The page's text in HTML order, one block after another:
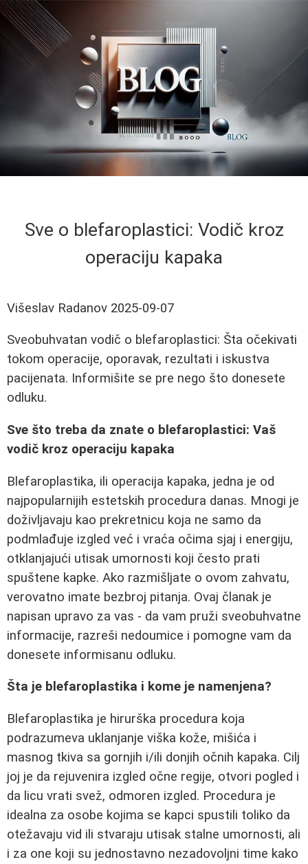
Sve o blefaroplastici: Vodič kroz
operaciju kapaka
Višeslav Radanov 2025-09-07
Sveobuhvatan vodič o blefaroplastici: Šta očekivati
tokom operacije, oporavak, rezultati i iskustva
pacijenata. Informišite se pre nego što donesete
odluku.
Sve što treba da znate o blefaroplastici: Vaš
vodič kroz operaciju kapaka
Blefaroplastika, ili operacija kapaka, jedna je od
najpopularnijih estetskih procedura danas. Mnogi je
doživljavaju kao prekretnicu koja ne samo da
podmlađuje izgled već i vraća očima sjaj i energiju,
otklanjajući utisak umornosti koji često prati
spuštene kapke. Ako razmišljate o ovom zahvatu,
verovatno imate bezbroj pitanja. Ovaj članak je
napisan upravo za vas - da vam pruži sveobuhvatne
informacije, razreši nedoumice i pomogne vam da
donesete informisanu odluku.
Šta je blefaroplastika i kome je namenjena?
Blefaroplastika je hirurška procedura koja
podrazumeva uklanjanje viška kože, mišića i
masnog tkiva sa gornjih i/ili donjih očnih kapaka. Cilj
joj je da rejuvenira izgled očne regije, otvori pogled i
da licu vrati svež, odmoren izgled. Procedura je
idealna za osobe kojima se kapci spustili toliko da
otežavaju vid ili stvaraju utisak stalne umornosti, ali
i za one koji su jednostavno nezadovoljni time kako